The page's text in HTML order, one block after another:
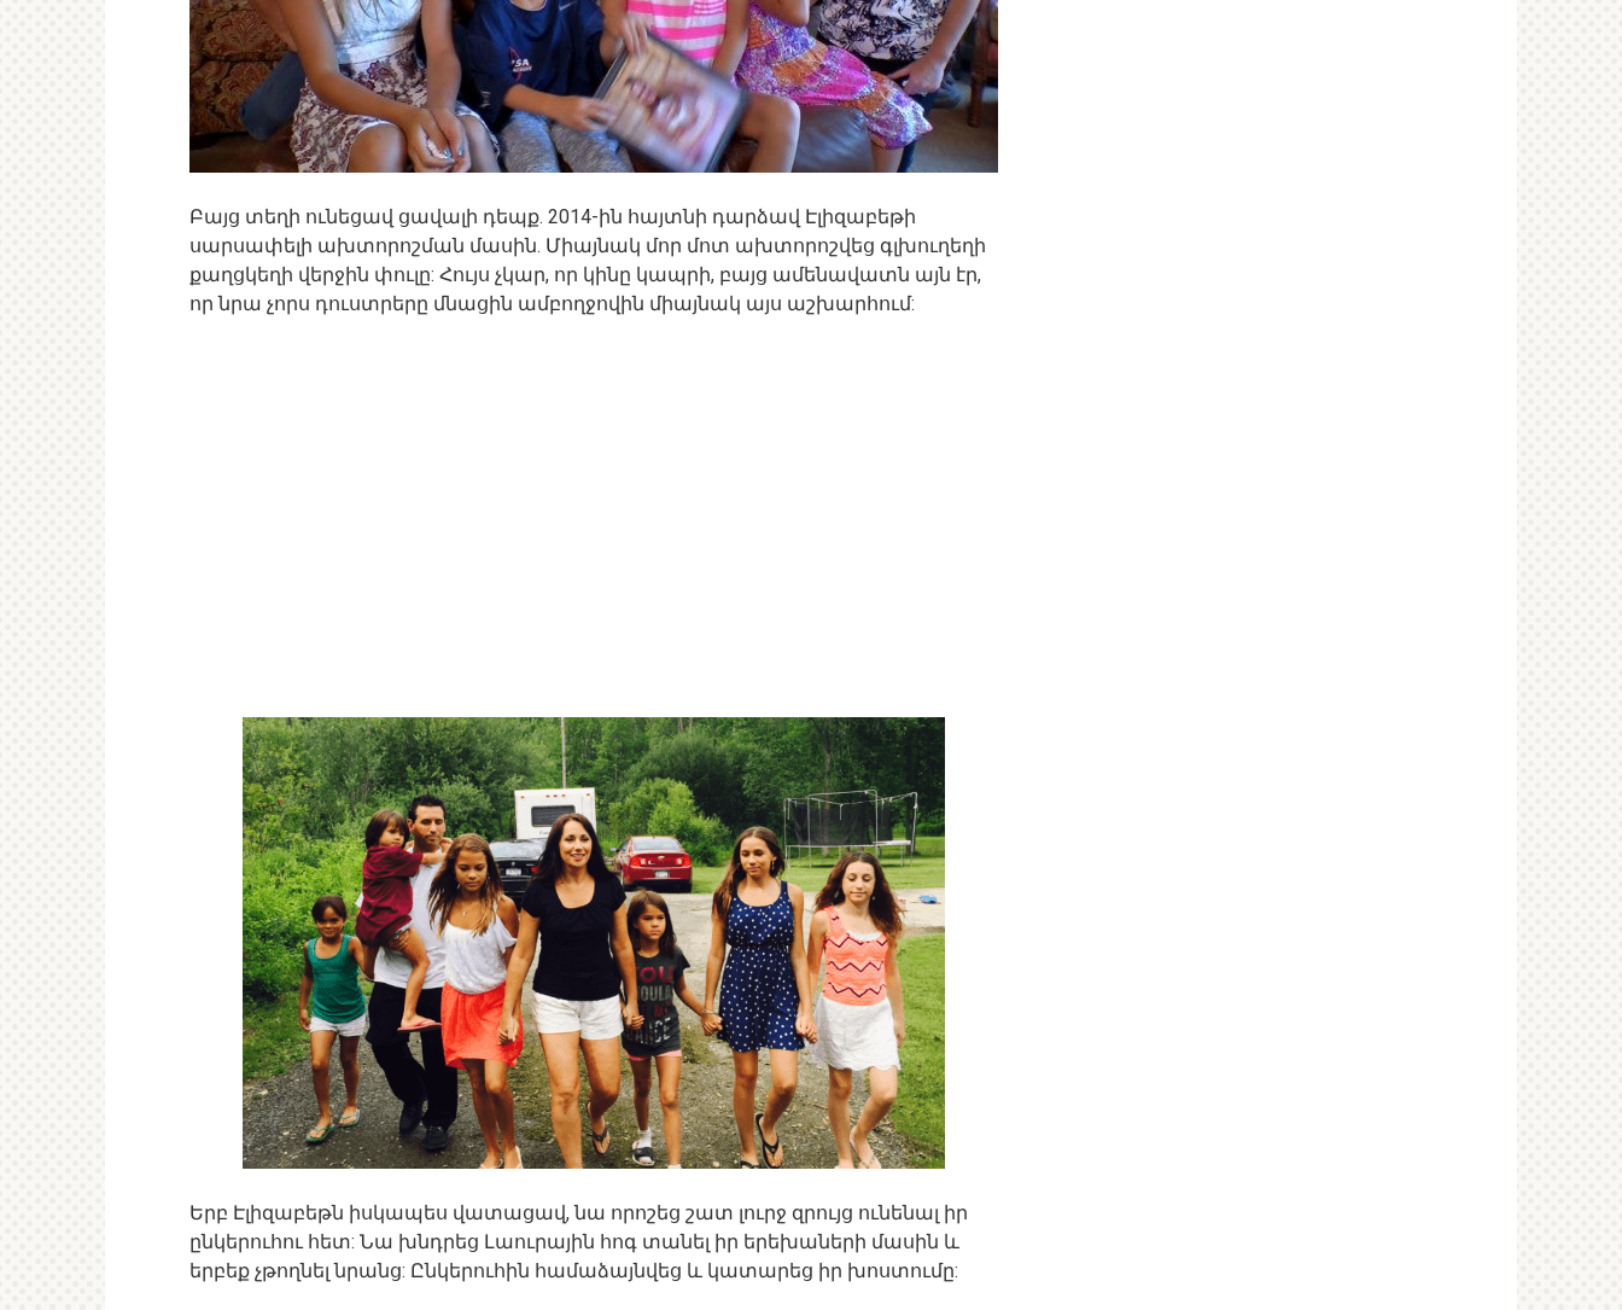
Բայց տեղի ունեցավ ցավալի դեպք. 2014-ին հայտնի դարձավ Էլիզաբեթի
սարսափելի ախտորոշման մասին. Միայնակ մոր մոտ ախտորոշվեց գլխուղեղի
քաղցկեղի վերջին փուլը: Հույս չկար, որ կինը կապրի, բայց ամենավատն այն էր,
որ նրա չորս դուստրերը մնացին ամբողջովին միայնակ այս աշխարհում:
Երբ Էլիզաբեթն իսկապես վատացավ, նա որոշեց շատ լուրջ զրույց ունենալ իր
ընկերուհու հետ: Նա խնդրեց Լաուրային հոգ տանել իր երեխաների մասին և
երբեք չթողնել նրանց: Ընկերուհին համաձայնվեց և կատարեց իր խոստումը: